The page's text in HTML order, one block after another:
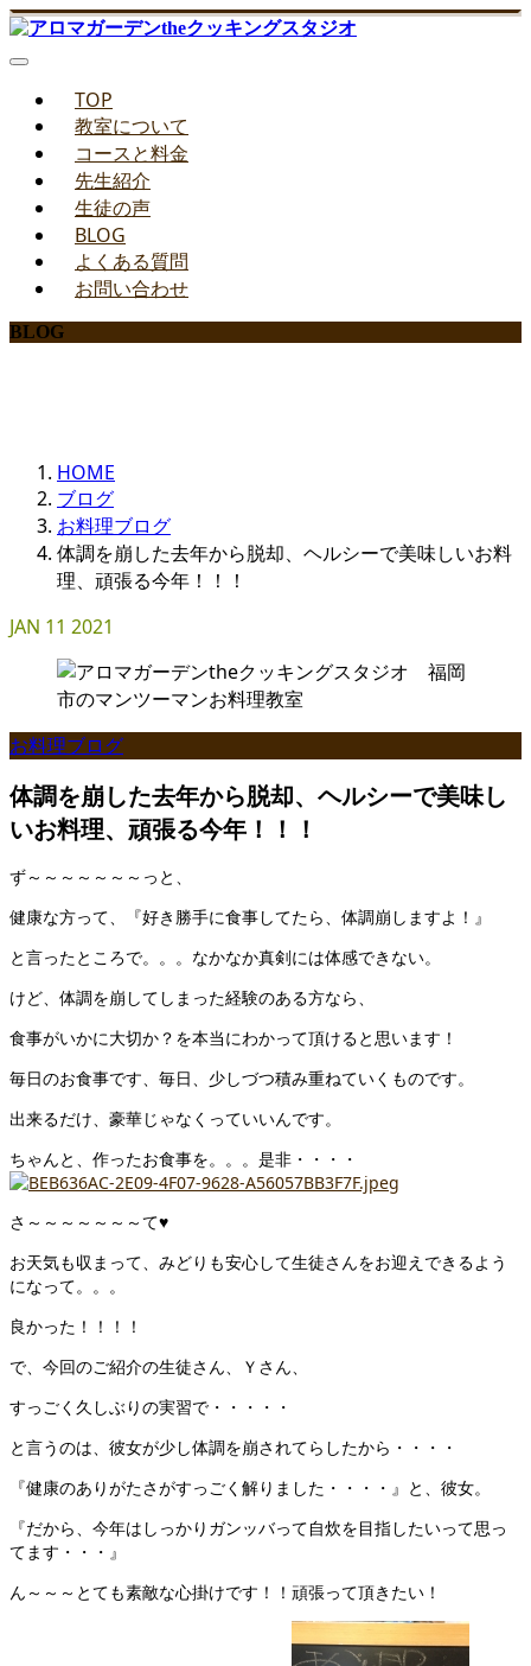
TOP
教室について
コースと料金
先生紹介
生徒の声
BLOG
よくある質問
お問い合わせ
BLOG
HOME
ブログ
お料理ブログ
体調を崩した去年から脱却、ヘルシーで美味しいお料
理、頑張る今年！！！
JAN 11 2021
お料理ブログ
体調を崩した去年から脱却、ヘルシーで美味し
いお料理、頑張る今年！！！
ず～～～～～～～っと、
健康な方って、『好き勝手に食事してたら、体調崩しますよ！』
と言ったところで。。。なかなか真剣には体感できない。
けど、体調を崩してしまった経験のある方なら、
食事がいかに大切か？を本当にわかって頂けると思います！
毎日のお食事です、毎日、少しづつ積み重ねていくものです。
出来るだけ、豪華じゃなくっていいんです。
ちゃんと、作ったお食事を。。。是非・・・・
さ～～～～～～～て♥
お天気も収まって、みどりも安心して生徒さんをお迎えできるよう
になって。。。
良かった！！！！
で、今回のご紹介の生徒さん、Ｙさん、
すっごく久しぶりの実習で・・・・・
と言うのは、彼女が少し体調を崩されてらしたから・・・・
『健康のありがたさがすっごく解りました・・・・』と、彼女。
『だから、今年はしっかりガンッバって自炊を目指したいって思っ
てます・・・』
ん～～～とても素敵な心掛けです！！頑張って頂きたい！